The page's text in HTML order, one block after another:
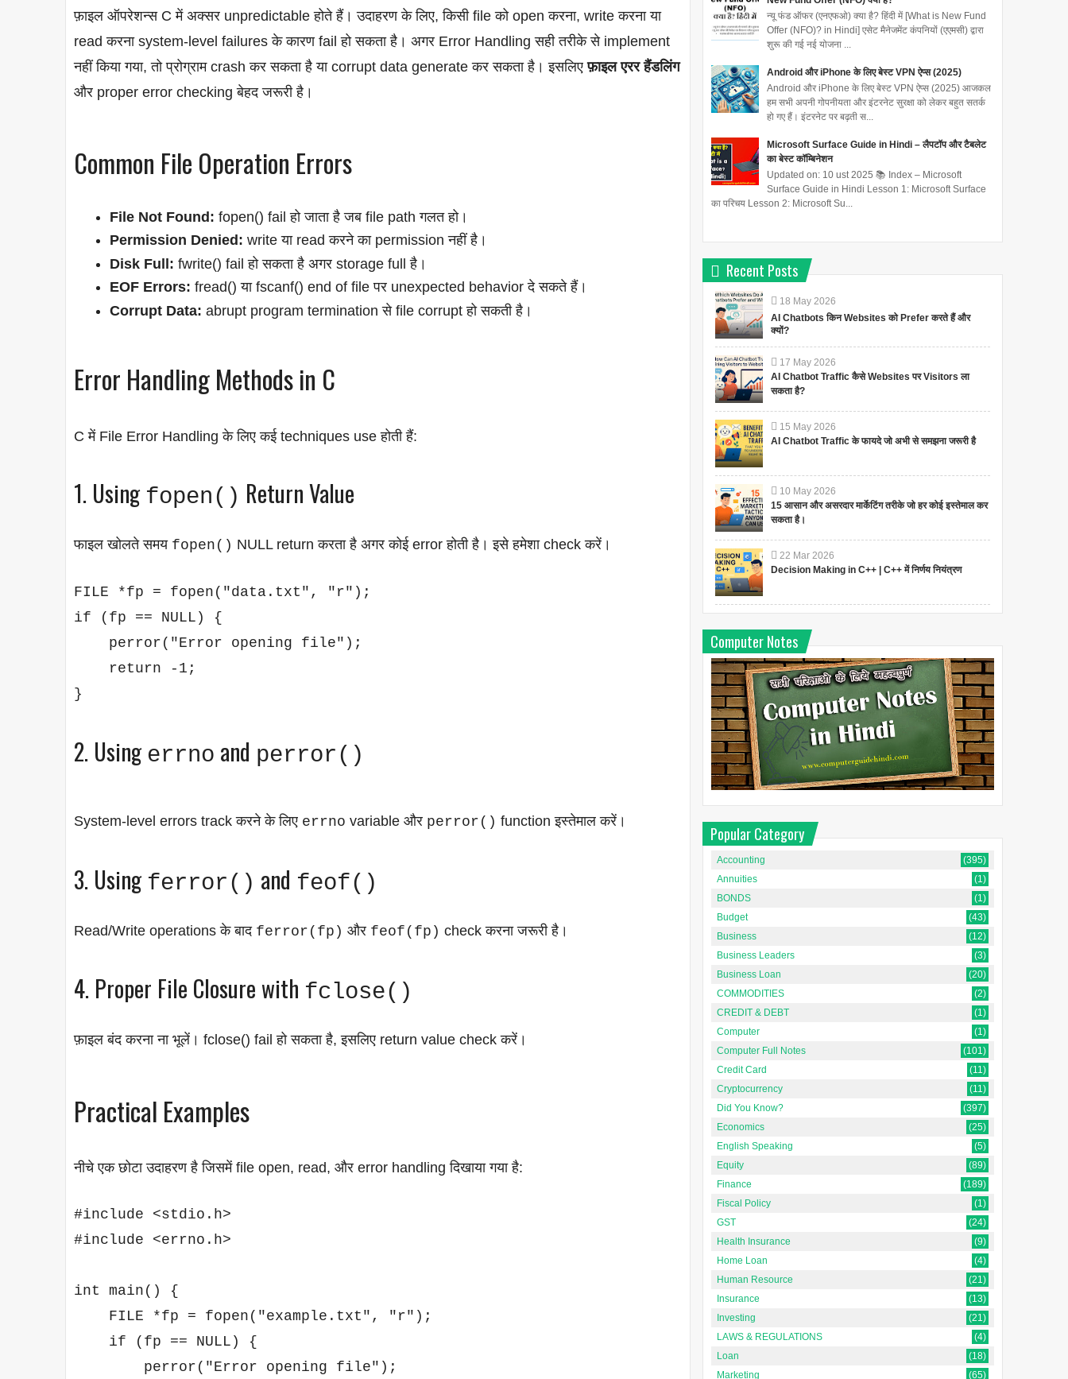
फ़ाइल ऑपरेशन्स C में अक्सर unpredictable होते हैं। उदाहरण के लिए, किसी file को open करना, write करना या
read करना system-level failures के कारण fail हो सकता है। अगर Error Handling सही तरीके से implement
नहीं किया गया, तो प्रोग्राम crash कर सकता है या corrupt data generate कर सकता है। इसलिएफ़ाइल एरर हैंडलिंग
और proper error checking बेहद जरूरी है।
Common File Operation Errors
File Not Found: fopen() fail हो जाता है जब file path गलत हो।
Permission Denied: write या read करने का permission नहीं है।
Disk Full: fwrite() fail हो सकता है अगर storage full है।
EOF Errors: fread() या fscanf() end of file पर unexpected behavior दे सकते हैं।
Corrupt Data: abrupt program termination से file corrupt हो सकती है।
Error Handling Methods in C
C में File Error Handling के लिए कई techniques use होती हैं:
1. Using fopen() Return Value
फाइल खोलते समय fopen() NULL return करता है अगर कोई error होती है। इसे हमेशा check करें।
FILE *fp = fopen("data.txt", "r");
if (fp == NULL) {
    perror("Error opening file");
    return -1;
}
2. Using errno and perror()
System-level errors track करने के लिए errno variable और perror() function इस्तेमाल करें।
3. Using ferror() and feof()
Read/Write operations के बाद ferror(fp) और feof(fp) check करना जरूरी है।
4. Proper File Closure with fclose()
फ़ाइल बंद करना ना भूलें। fclose() fail हो सकता है, इसलिए return value check करें।
Practical Examples
नीचे एक छोटा उदाहरण है जिसमें file open, read, और error handling दिखाया गया है:
#include <stdio.h>
#include <errno.h>
int main() {
    FILE *fp = fopen("example.txt", "r");
    if (fp == NULL) {
        perror("Error opening file");
न्यू फंड ऑफर (एनएफओ) क्या है? हिंदी में [What is New Fund
Offer (NFO)? in Hindi] एसेट मैनेजमेंट कंपनियों (एएमसी) द्वारा
शुरू की गई नई योजना ...
Android और iPhone के लिए बेस्ट VPN ऐप्स (2025)
Android और iPhone के लिए बेस्ट VPN ऐप्स (2025) आजकल
हम सभी अपनी गोपनीयता और इंटरनेट सुरक्षा को लेकर बहुत सतर्क
हो गए हैं। इंटरनेट पर बढ़ती स...
Microsoft Surface Guide in Hindi – लैपटॉप और टैबलेट
का बेस्ट कॉम्बिनेशन
Updated on: 10 ust 2025 📚 Index – Microsoft
Surface Guide in Hindi Lesson 1: Microsoft Surface
का परिचय Lesson 2: Microsoft Su...
Recent Posts
18 May 2026
AI Chatbots किन Websites को Prefer करते हैं और
क्यों?
17 May 2026
AI Chatbot Traffic कैसे Websites पर Visitors ला
सकता है?
15 May 2026
AI Chatbot Traffic के फायदे जो अभी से समझना जरूरी है
10 May 2026
15 आसान और असरदार मार्केटिंग तरीके जो हर कोई इस्तेमाल कर
सकता है।
22 Mar 2026
Decision Making in C++ | C++ में निर्णय नियंत्रण
Computer Notes
Popular Category
Accounting
(395)
Annuities
(1)
BONDS
(1)
Budget
(43)
Business
(12)
Business Leaders
(3)
Business Loan
(20)
COMMODITIES
(2)
CREDIT & DEBT
(1)
Computer
(1)
Computer Full Notes
(101)
Credit Card
(11)
Cryptocurrency
(11)
Did You Know?
(397)
Economics
(25)
English Speaking
(5)
Equity
(89)
Finance
(189)
Fiscal Policy
(1)
GST
(24)
Health Insurance
(9)
Home Loan
(4)
Human Resource
(21)
Insurance
(13)
Investing
(21)
LAWS & REGULATIONS
(4)
Loan
(18)
Marketing
(65)